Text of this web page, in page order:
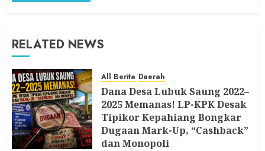
RELATED NEWS
All Berita Daerah
Dana Desa Lubuk Saung 2022–
2025 Memanas! LP-KPK Desak
Tipikor Kepahiang Bongkar
Dugaan Mark-Up, “Cashback”
dan Monopoli